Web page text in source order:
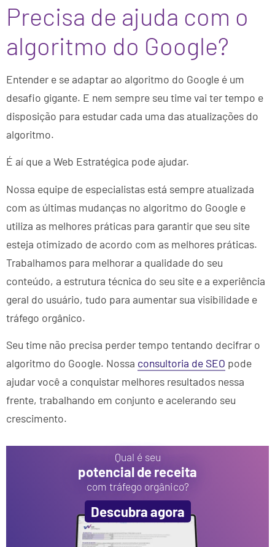
Precisa de ajuda com o
algoritmo do Google?
Entender e se adaptar ao algoritmo do Google é um
desafio gigante. E nem sempre seu time vai ter tempo e
disposição para estudar cada uma das atualizações do
algoritmo.
É aí que a Web Estratégica pode ajudar.
Nossa equipe de especialistas está sempre atualizada
com as últimas mudanças no algoritmo do Google e
utiliza as melhores práticas para garantir que seu site
esteja otimizado de acordo com as melhores práticas.
Trabalhamos para melhorar a qualidade do seu
conteúdo, a estrutura técnica do seu site e a experiência
geral do usuário, tudo para aumentar sua visibilidade e
tráfego orgânico.
Seu time não precisa perder tempo tentando decifrar o
algoritmo do Google. Nossa consultoria de SEO pode
ajudar você a conquistar melhores resultados nessa
frente, trabalhando em conjunto e acelerando seu
crescimento.
Qual é seu
potencial de receita
com tráfego orgânico?
Descubra agora